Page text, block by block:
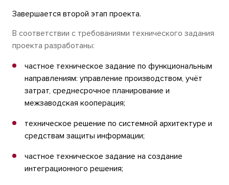
Завершается второй этап проекта.
В соответствии с требованиями технического задания
проекта разработаны:
частное техническое задание по функциональным
направлениям: управление производством, учёт
затрат, среднесрочное планирование и
межзаводская кооперация;
техническое решение по системной архитектуре и
средствам защиты информации;
частное техническое задание на создание
интеграционного решения;